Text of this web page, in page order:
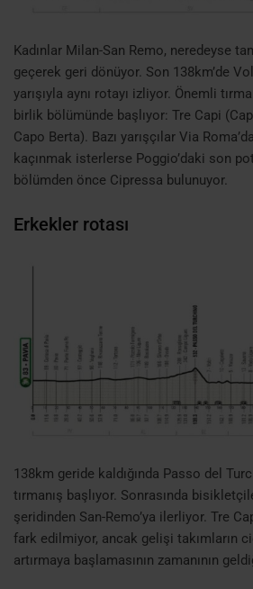
Kadınlar Milan-San Remo, neredeyse
geçerek geri dönüyor. Son 138km’de
yarışıyla aynı rotayı izliyor. Önemli
birlik bölümünde başlıyor: Tre Capi
Capo Berta). Bazı yarışçılar Via
kaçınmak isterlerse Poggio’daki son
bölümden önce Cipressa bulunuyor.
Erkekler rotası
138km geride kaldığında Passo del
tırmanış başlıyor. Sonrasında
şeridinden San-Remo’ya ilerliyor. Tre
fark edilmiyor, ancak gelişi takımların
artırmaya başlamasının zamanının